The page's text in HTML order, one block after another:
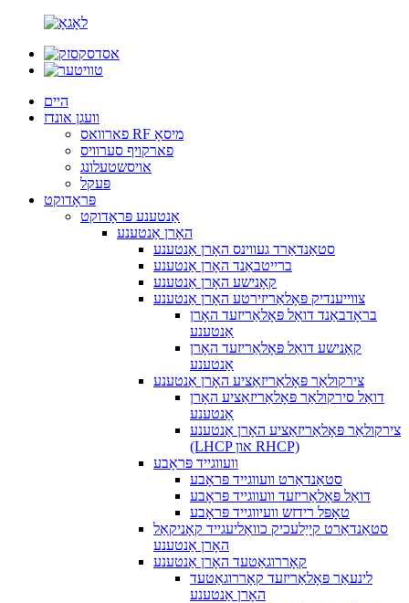
היים
וועגן אונדז
פארוואס RF מיסאָ
פארקויף סערוויס
אויסשטעלונג
פּעקל
פּראָדוקט
אַנטענע פּראָדוקט
האָרן אַנטענע
סטאַנדאַרד געווינס האָרן אַנטענע
ברייטבאַנד האָרן אַנטענע
קאָנישע האָרן אַנטענע
צווייענדיק פּאָלאַריזירטע האָרן אַנטענע
בראָדבאַנד דואַל פּאָלאַריזעד האָרן
אַנטענע
קאָנישע דואַל פּאָלאַריזעד האָרן
אַנטענע
צירקולאַר פּאָלאַריזאַציע האָרן אַנטענע
דואַל סירקולאַר פּאָלאַריזאַציע האָרן
אַנטענע
צירקולאַר פּאָלאַריזאַציע האָרן אַנטענע
(LHCP און RHCP)
וועווגייד פּראָבע
סטאַנדאַרט וועווגייד פּראָבע
דואַל פּאָלאַריזעד וועווגייד פּראָבע
טאָפּל רידזש וועיווגייד פּראָבע
סטאַנדאַרט קייַלעכיק כוואַליעגייד קאָניקאַל
האָרן אַנטענע
קאָררוגאַטעד האָרן אַנטענע
לינעאַר פּאָלאַריזעד קאָררוגאַטעד
האָרן אַנטענע